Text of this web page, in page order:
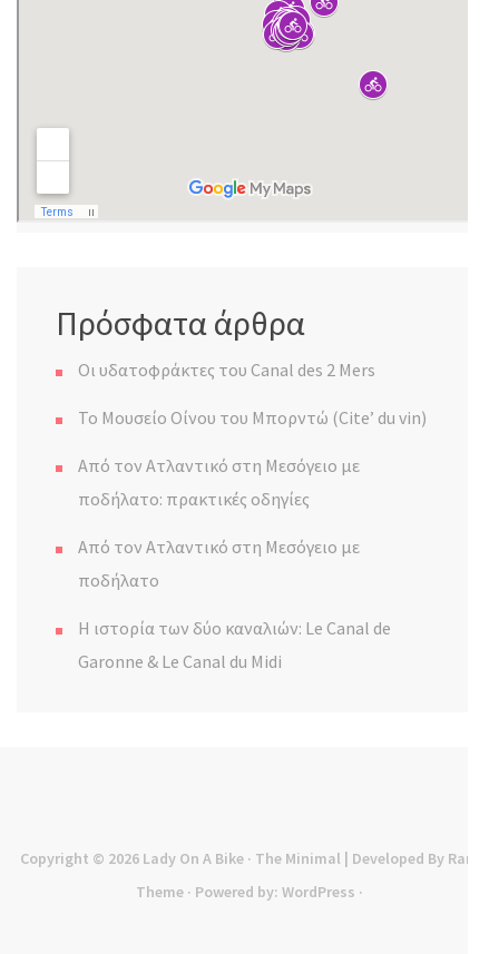
Πρόσφατα άρθρα
Οι υδατοφράκτες του Canal des 2 Mers
Το Μουσείο Οίνου του Μπορντώ (Cite’ du vin)
Από τον Ατλαντικό στη Μεσόγειο με
ποδήλατο: πρακτικές οδηγίες
Από τον Ατλαντικό στη Μεσόγειο με
ποδήλατο
Η ιστορία των δύο καναλιών: Le Canal de
Garonne & Le Canal du Midi
Copyright © 2026 Lady On A Bike· The Minimal | Developed By Rara
Theme · Powered by: WordPress ·